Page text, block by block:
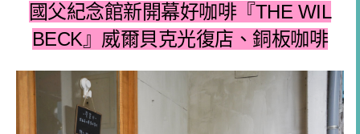
國父紀念館新開幕好咖啡『THE WIL
BECK』威爾貝克光復店、銅板咖啡